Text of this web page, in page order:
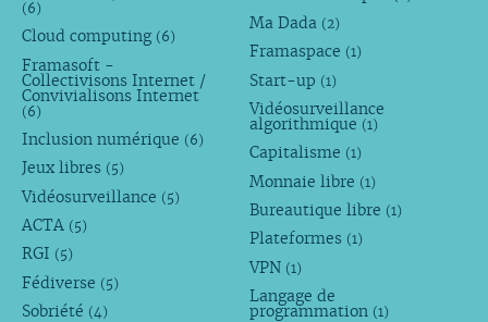
(6)
Cloud computing (6)
Framasoft -
Collectivisons Internet /
Convivialisons Internet
(6)
Inclusion numérique (6)
Jeux libres (5)
Vidéosurveillance (5)
ACTA (5)
RGI (5)
Fédiverse (5)
Sobriété (4)
Ma Dada (2)
Framaspace (1)
Start-up (1)
Vidéosurveillance
algorithmique (1)
Capitalisme (1)
Monnaie libre (1)
Bureautique libre (1)
Plateformes (1)
VPN (1)
Langage de
programmation (1)